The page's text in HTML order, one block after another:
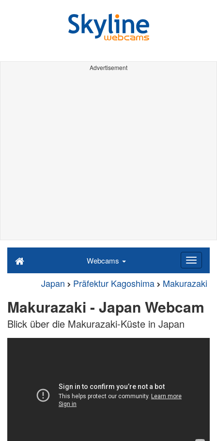
Advertisement
Webcams
Japan Präfektur Kagoshima Makurazaki
Makurazaki - Japan Webcam
Blick über die Makurazaki-Küste in Japan